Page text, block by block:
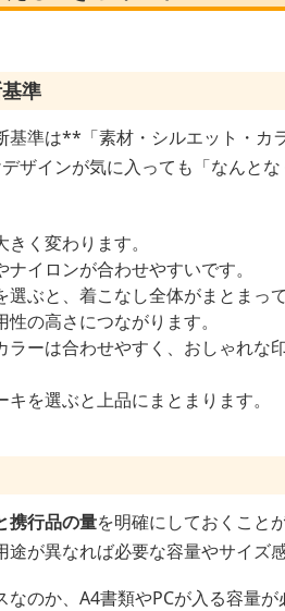
準
準は**「素材・シルエット・カ
ザインが気に入っても「なんと
く変わります。
イロンが合わせやすいです。
ぶと、着こなし全体がまとまって
の高さにつながります。
ーは合わせやすく、おしゃれな
を選ぶと上品にまとまります。
携行品の量を明確にしておくこと
が異なれば必要な容量やサイズ感
のか、A4書類やPCが入る容量